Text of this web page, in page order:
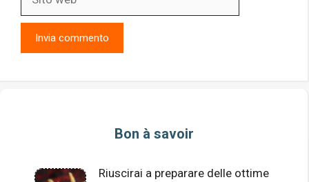
web
Bon à savoir
Riuscirai a preparare delle ottime